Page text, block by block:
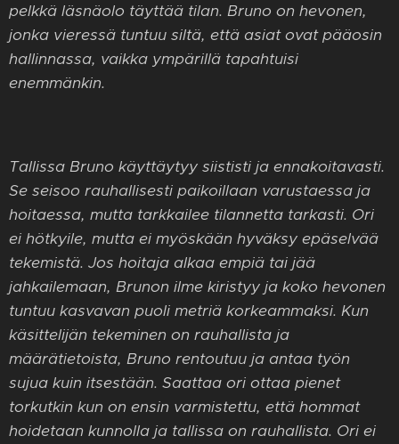
pelkkä läsnäolo täyttää tilan. Bruno on hevonen,
jonka vieressä tuntuu siltä, että asiat ovat pääosin
hallinnassa, vaikka ympärillä tapahtuisi
enemmänkin.
Tallissa Bruno käyttäytyy siististi ja ennakoitavasti.
Se seisoo rauhallisesti paikoillaan varustaessa ja
hoitaessa, mutta tarkkailee tilannetta tarkasti. Ori
ei hötkyile, mutta ei myöskään hyväksy epäselvää
tekemistä. Jos hoitaja alkaa empiä tai jää
jahkailemaan, Brunon ilme kiristyy ja koko hevonen
tuntuu kasvavan puoli metriä korkeammaksi. Kun
käsittelijän tekeminen on rauhallista ja
määrätietoista, Bruno rentoutuu ja antaa työn
sujua kuin itsestään. Saattaa ori ottaa pienet
torkutkin kun on ensin varmistettu, että hommat
hoidetaan kunnolla ja tallissa on rauhallista. Ori ei